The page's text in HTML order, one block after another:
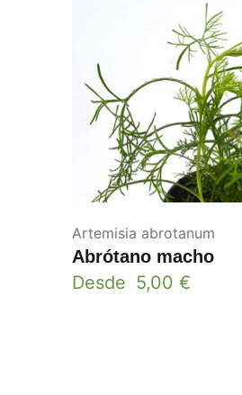
Artemisia abrotanum
Abrótano macho
Desde 5,00 €